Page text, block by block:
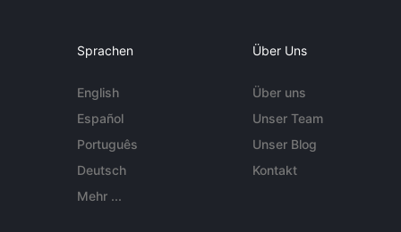
Sprachen
English
Español
Português
Deutsch
Mehr ...
Über Uns
Über uns
Unser Team
Unser Blog
Kontakt